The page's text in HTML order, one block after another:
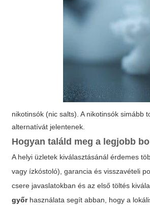
nikotinsók (nic salts). A nikotinsók
alternatívát jelentenek.
Hogyan találd meg a legjobb
A helyi üzletek kiválasztásánál érdemes
vagy ízkóstoló), garancia és visszavételi
csere javaslatokban és az első töltés
győrhasználata segít abban, hogy a